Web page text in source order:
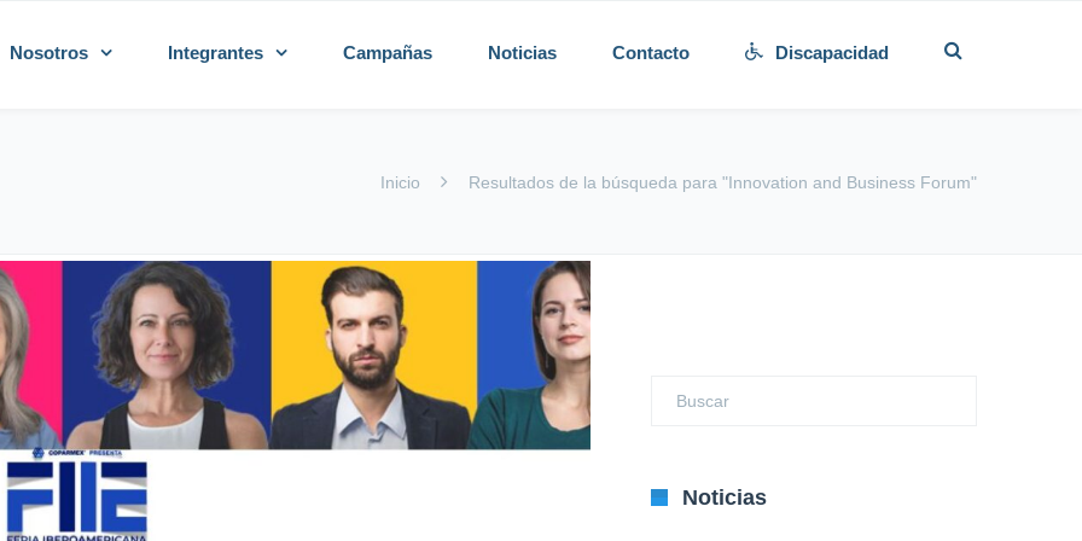
Nosotros Integrantes Campañas Noticias Contacto Discapacidad
Inicio Resultados de la búsqueda para "Innovation and Business Forum"
Noticias